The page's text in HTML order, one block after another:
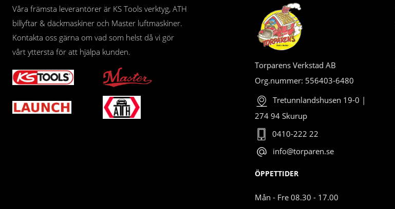
Våra främsta leverantörer är KS Tools verktyg, ATH
billyftar & däckmaskiner och Master luftmaskiner.
Kontakta oss gärna om vad som helst då vi gör
vårt yttersta för att hjälpa kunden.
Torparens Verkstad AB
Org.nummer: 556403-6480
Tretunnlandshusen 19-0 |
274 94 Skurup
0410-222 22
info@torparen.se
ÖPPETTIDER
Mån - Fre 08.30 - 17.00